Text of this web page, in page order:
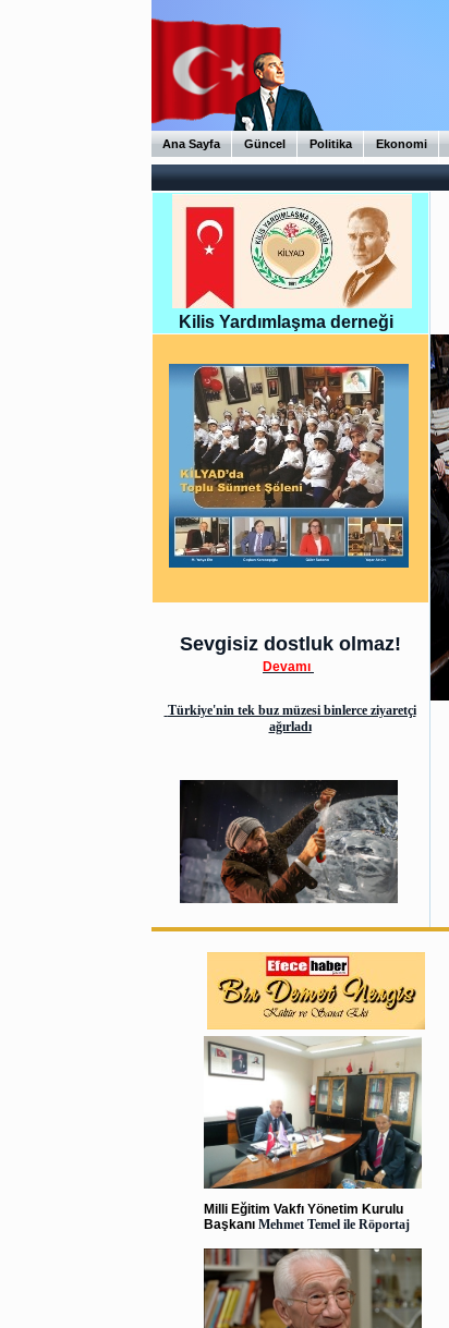
Ana Sayfa Güncel Politika Ekonomi
Kilis Yardımlaşma derneği
Sevgisiz dostluk olmaz!
Devamı
Türkiye'nin tek buz müzesi binlerce ziyaretçi
ağırladı
Milli Eğitim Vakfı Yönetim Kurulu
Başkanı Mehmet Temel ile Röportaj